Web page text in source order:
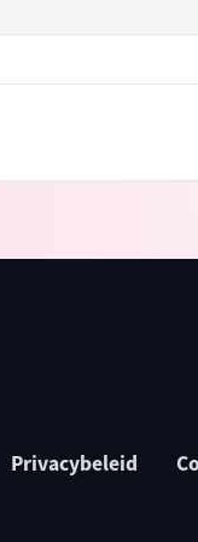
Privacybeleid